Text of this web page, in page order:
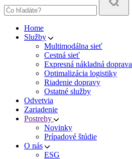
Home
Služby
Multimodálna sieť
Cestná sieť
Expresná nákladná doprava
Optimalizácia logistiky
Riadenie dopravy
Ostatné služby
Odvetvia
Zariadenie
Postrehy
Novinky
Prípadové štúdie
O nás
ESG